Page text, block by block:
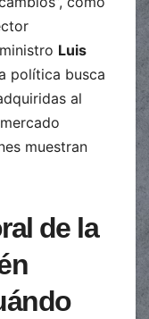
Luis
política busca
al
muestran
de la